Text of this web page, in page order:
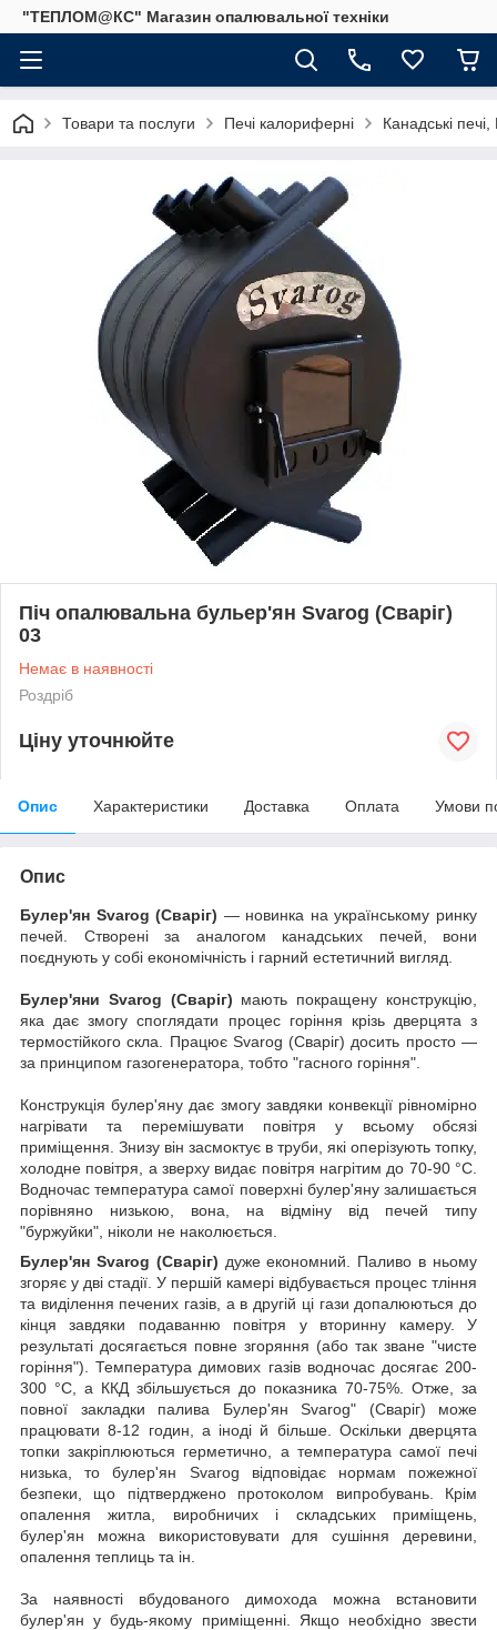
"ТЕПЛОМ@КС" Магазин опалювальної техніки
Товари та послуги Печі калориферні Канадські
Піч опалювальна бульер'ян Svarog (Сваріг)
03
Немає в наявності
Роздріб
Ціну уточнюйте
Опис Характеристики Доставка Оплата Умови
Опис
Булер'ян Svarog (Сваріг) — новинка на українському ринку
печей. Створені за аналогом канадських печей, вони
поєднують у собі економічність і гарний естетичний вигляд.
Булер'яни Svarog (Сваріг) мають покращену конструкцію,
яка дає змогу споглядати процес горіння крізь дверцята з
термостійкого скла. Працює Svarog (Сваріг) досить просто —
за принципом газогенератора, тобто "гасного горіння".
Конструкція булер'яну дає змогу завдяки конвекції рівномірно
нагрівати та перемішувати повітря у всьому обсязі
приміщення. Знизу він засмоктує в труби, які оперізують топку,
холодне повітря, а зверху видає повітря нагрітим до 70-90 °C.
Водночас температура самої поверхні булер'яну залишається
порівняно низькою, вона, на відміну від печей типу
"буржуйки", ніколи не наколюється.
Булер'ян Svarog (Сваріг) дуже економний. Паливо в ньому
згоряє у дві стадії. У першій камері відбувається процес тління
та виділення печених газів, а в другій ці гази допалюються до
кінця завдяки подаванню повітря у вторинну камеру. У
результаті досягається повне згоряння (або так зване "чисте
горіння"). Температура димових газів водночас досягає 200-
300 °C, а ККД збільшується до показника 70-75%. Отже, за
повної закладки палива Булер'ян Svarog" (Сваріг) може
працювати 8-12 годин, а іноді й більше. Оскільки дверцята
топки закріплюються герметично, а температура самої печі
низька, то булер'ян Svarog відповідає нормам пожежної
безпеки, що підтверджено протоколом випробувань. Крім
опалення житла, виробничих і складських приміщень,
булер'ян можна використовувати для сушіння деревини,
опалення теплиць та ін.
За наявності вбудованого димохода можна встановити
булер'ян у будь-якому приміщенні. Якщо необхідно звести